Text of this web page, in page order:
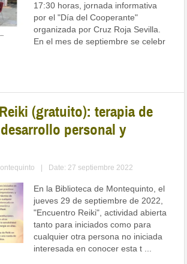
17:30 horas, jornada informativa
por el "Día del Cooperante"
organizada por Cruz Roja Sevilla.
En el mes de septiembre se celebr
(gratuito): terapia de
personal y
Date: 27 septiembre 2022
En la Biblioteca de Montequinto, el
jueves 29 de septiembre de 2022,
"Encuentro Reiki", actividad abierta
tanto para iniciados como para
cualquier otra persona no iniciada
interesada en conocer esta t ...